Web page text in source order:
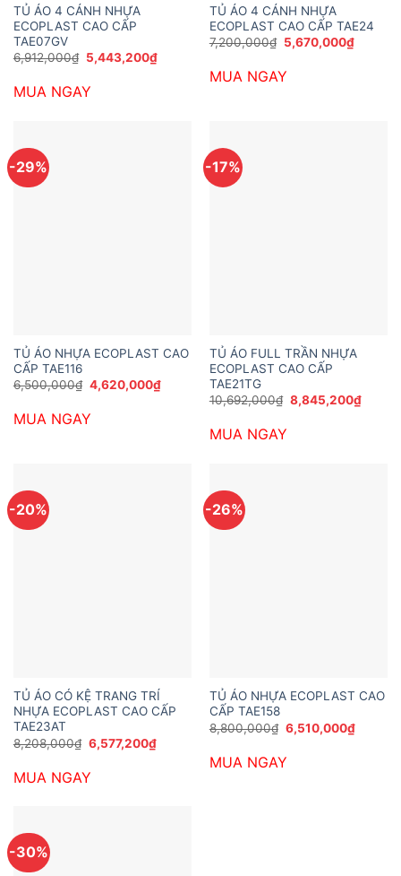
TỦ ÁO 4 CÁNH NHỰA
ECOPLAST CAO CẤP
TAE07GV
6,912,000₫ Giá
gốc
6,912,000₫.
5,443,200₫Giá
hiện
MUA NGAY
TỦ ÁO 4 CÁNH NHỰA
ECOPLAST CAO CẤP TAE24
7,200,000₫ Giá
gốc
7,200,000₫.
5,670,000₫Giá
hiện
MUA NGAY
-29%
TỦ ÁO NHỰA ECOPLAST CAO
CẤP TAE116
6,500,000₫ Giá
gốc
6,500,000₫.
4,620,000₫Giá
hiện
4,620,000₫.
MUA NGAY
-17%
TỦ ÁO FULL TRẦN NHỰA
ECOPLAST CAO CẤP
TAE21TG
10,692,000₫ Giá
gốc
8,845,200₫Giá
hiện
MUA NGAY
-20%
TỦ ÁO CÓ KỆ TRANG TRÍ
NHỰA ECOPLAST CAO CẤP
TAE23AT
8,208,000₫ Giá
gốc
8,208,000₫.
6,577,200₫Giá
hiện
MUA NGAY
-26%
TỦ ÁO NHỰA ECOPLAST CAO
CẤP TAE158
8,800,000₫ Giá
gốc
8,800,000₫.
6,510,000₫Giá
hiện
MUA NGAY
-30%